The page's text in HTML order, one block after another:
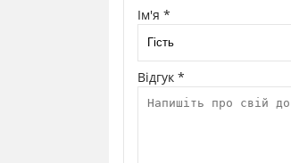
Ім'я *
Відгук *